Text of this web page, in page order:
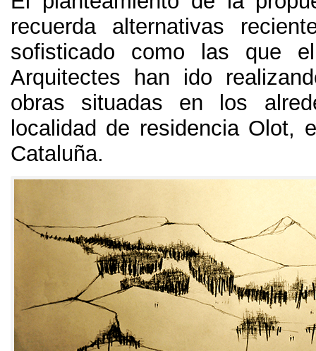
recuerda alternativas
sofisticado como las que
Arquitectes han ido
obras situadas en los
localidad de residencia Olot,
Cataluña.